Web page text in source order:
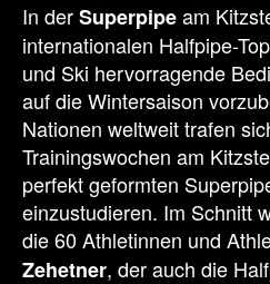
In derSuperpipeam
internationalen Halfpipe-
und Ski hervorragende
auf die Wintersaison
Nationen weltweit trafen
Trainingswochen am
perfekt geformten
einzustudieren. Im Schnitt
die 60 Athletinnen und
Zehetner, der auch die